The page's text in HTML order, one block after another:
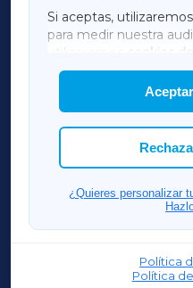
Si aceptas, utilizaremos
para medir nuestra
utilizaremos
cookies
mostrar publicidad de
Asimismo, puedes
las cookies que
¿Quieres personalizar
Política
Política